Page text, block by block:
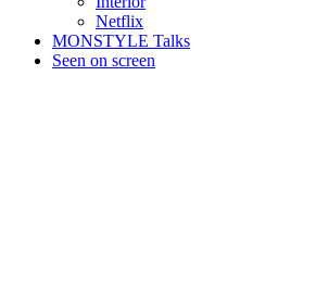
Netflix
MONSTYLE Talks
Seen on screen